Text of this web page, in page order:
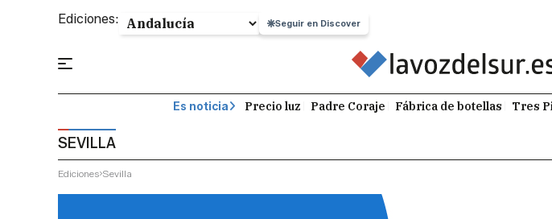
Ediciones: Seguir en Discover
Es noticia Precio luz Padre Coraje Fábrica de botellas Tres
SEVILLA
Ediciones Sevilla